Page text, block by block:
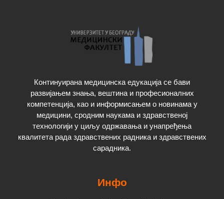
Континуирана медицинска едукација се бави
развијањем знања, вештина и професионалних
компетенција, као и информисањем о новинама у
медицини, сродним наукама и здравственој
технологији у циљу одржавања и унапређења
квалитета рада здравствених радника и здравствених
сарадника.
Инфо